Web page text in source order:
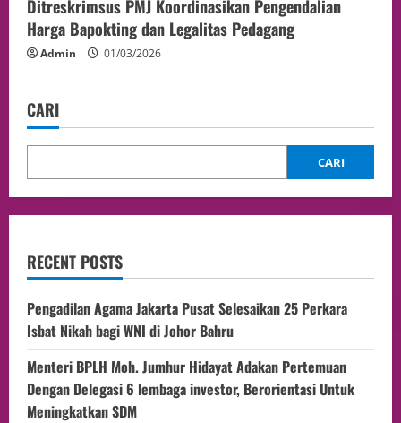
Ditreskrimsus PMJ Koordinasikan Pengendalian
Harga Bapokting dan Legalitas Pedagang
Admin 01/03/2026
CARI
CARI
RECENT POSTS
Pengadilan Agama Jakarta Pusat Selesaikan 25 Perkara
Isbat Nikah bagi WNI di Johor Bahru
Menteri BPLH Moh. Jumhur Hidayat Adakan Pertemuan
Dengan Delegasi 6 lembaga investor, Berorientasi Untuk
Meningkatkan SDM